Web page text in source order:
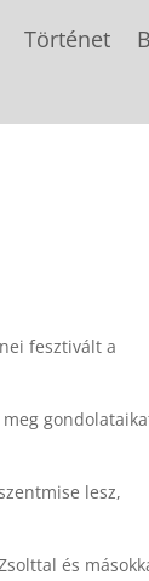
Történet
fesztivált a
lesz,
és